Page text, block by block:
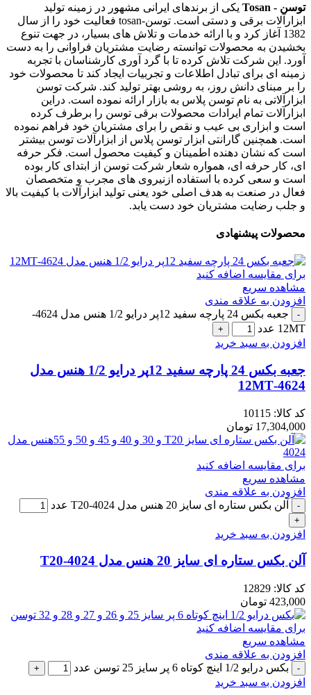
توسن - Tosan
یکی از برندهای ایرانی مشهور در زمینه تولید
ابزارآلات برقی و دستی است. توسن-tosan فعالیت خود را از سال
1382 آغاز کرد و با ارائه خدمات و تلاش های بسیار، در جهت تنوع
بخشیدن به محصولات توانسته رضایت مشتریان فراوانی را به دست
آورد. این شرکت تلاش کرده تا با گرد آوری کارشناسان با تجربه
زمینه ای برای تبادل اطلاعات و تجربیات ایجاد کند تا محصولات خود
را بر مبنای دانش روز، به روشی بهتر تولید کند. شرکت توسن
ابزارآلاتی به نام توسن پلاس به بازار ارائه نموده است. دراین
ابزارآلات تمام ایرادات محصولات برقی توسن را برطرف کرده
است و ابزاری بی عیب و نقص را برای مشتریان خود فراهم نموده
است. همچنین گارانتی ابزار توسن پلاس از ابزارآلات توسن بیشتر
است که نشان دهنده اطمینان و کیفیت محصول است. فکر حرفه
ای، کار حرفه ای، همواره شعار شرکت توسن از ابتدای کار بوده
است و سعی کرده با استفاده ازنیروی های مجرب و متخصصان
فعال در صنعت به هدف اصلی خود یعنی تولید ابزارآلات با کیفیت بالا
و جلب رضایت مشتریان خود دست یابد.
محصولات پیشنهادی
برای مقایسه اضافه کنید
مشاهده سریع
افزودن به علاقه مندی
جعبه بکس 24 پارچه سفید 12پر درایو 1/2 هنس مدل 4624-
12MT عدد
افزودن به سبد خرید
جعبه بکس 24 پارچه سفید 12پر درایو 1/2 هنس مدل
4624-12MT
کد کالا: 10115
17,304,000 تومان
برای مقایسه اضافه کنید
مشاهده سریع
افزودن به علاقه مندی
آلن بکس ستاره ای سایز 20 هنس مدل 4024-T20 عدد
افزودن به سبد خرید
آلن بکس ستاره ای سایز 20 هنس مدل 4024-T20
کد کالا: 12829
423,000 تومان
برای مقایسه اضافه کنید
مشاهده سریع
افزودن به علاقه مندی
بکس درایو 1/2 اینچ کوتاه 6 پر سایز 25 توسن عدد
افزودن به سبد خرید